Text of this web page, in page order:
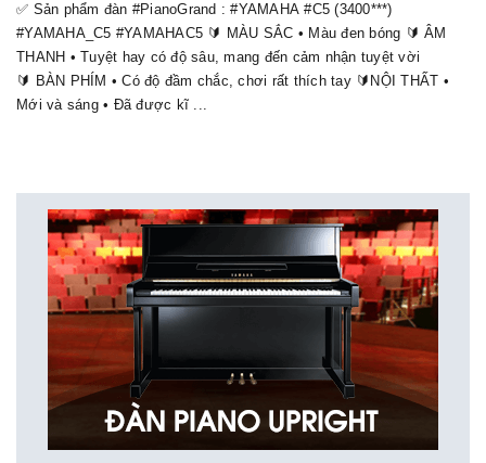
✅ Sản phẩm đàn #PianoGrand : #YAMAHA #C5 (3400***)
#YAMAHA_C5 #YAMAHAC5 🔰 MÀU SẮC • Màu đen bóng 🔰 ÂM
THANH • Tuyệt hay có độ sâu, mang đến cảm nhận tuyệt vời
🔰 BÀN PHÍM • Có độ đầm chắc, chơi rất thích tay 🔰NỘI THẤT •
Mới và sáng • Đã được kĩ ...